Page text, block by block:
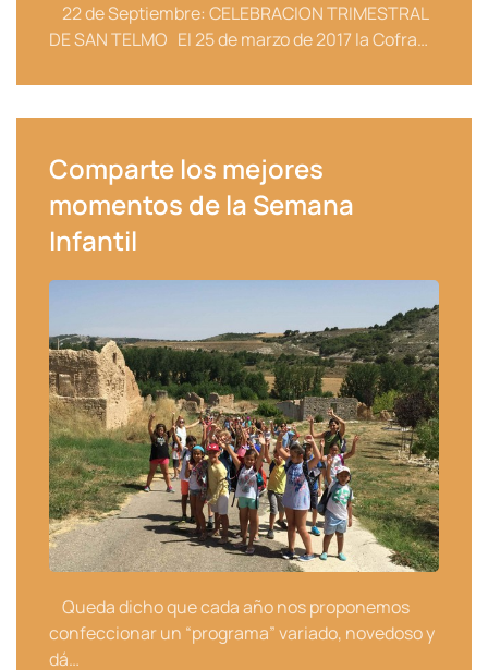
22 de Septiembre: CELEBRACION TRIMESTRAL
DE SAN TELMO El 25 de marzo de 2017 la Cofra…
Comparte los mejores
momentos de la Semana
Infantil
Queda dicho que cada año nos proponemos
confeccionar un “programa” variado, novedoso y
dá…